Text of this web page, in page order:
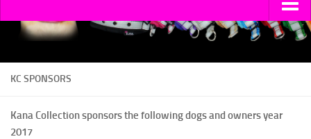
HOME
COLLECTIONS
KC SPONSORS
Kana Collection sponsors the following dogs and owners year
2017